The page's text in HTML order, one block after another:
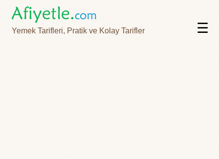
Yemek Tarifleri, Pratik ve Kolay Tarifler ☰